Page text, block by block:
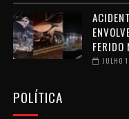
JULHO
POLÍTICA